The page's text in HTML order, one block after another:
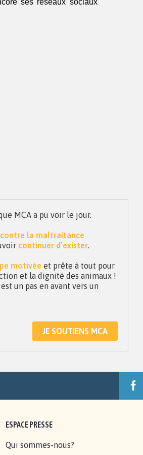
MCA a pu voir le jour.
la maltraitance
continuer d’exister.
motivée et prête à tout pour
et la dignité des animaux !
un pas en avant vers un
JE SOUTIENS MCA
ESPACE PRESSE
Qui sommes-nous?